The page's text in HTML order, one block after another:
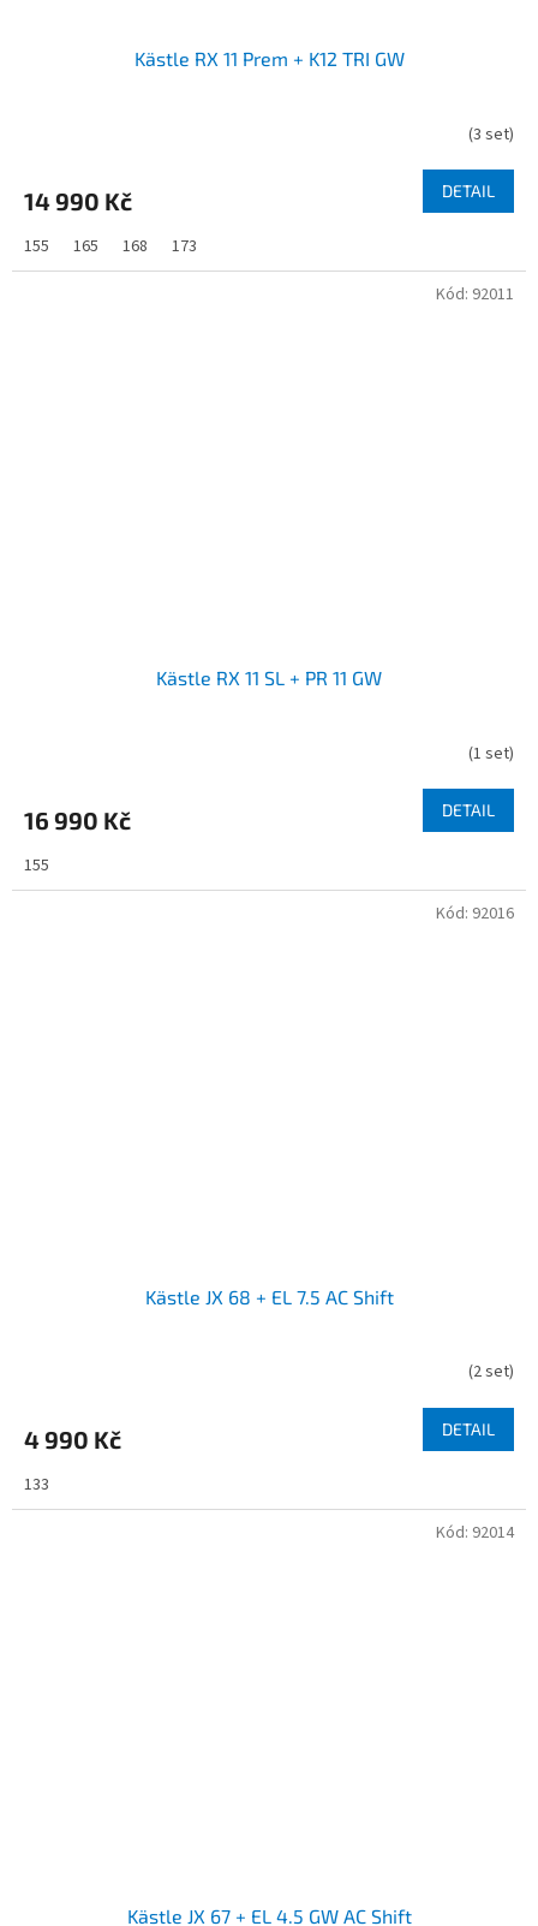
Kästle RX 11 Prem + K12 TRI GW
(3 set)
14 990 Kč DETAIL
155 165 168 173
Kästle RX 11 SL + PR 11 GW
(1 set)
16 990 Kč DETAIL
155
Kód: 92011
Kästle JX 68 + EL 7.5 AC Shift
(2 set)
4 990 Kč DETAIL
133
Kód: 92016
Kästle JX 67 + EL 4.5 GW AC Shift
Kód: 92014